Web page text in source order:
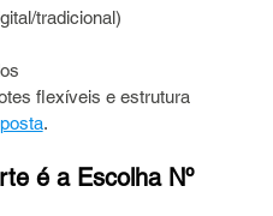
tradicional)
flexíveis e estrutura
.
é a Escolha Nº